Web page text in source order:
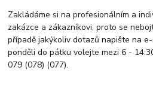
Zakládáme si na profesionálním a
zakázce a zákazníkovi, proto se
případě jakýkoliv dotazů napište na
ponděli do pátku volejte mezi 6 -
079 (078) (077).